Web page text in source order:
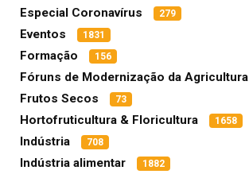
Especial Coronavírus 279
Eventos 1831
Formação 156
Fóruns de Modernização da Agricultura
Frutos Secos 73
Hortofruticultura & Floricultura 1658
Indústria 708
Indústria alimentar 1882